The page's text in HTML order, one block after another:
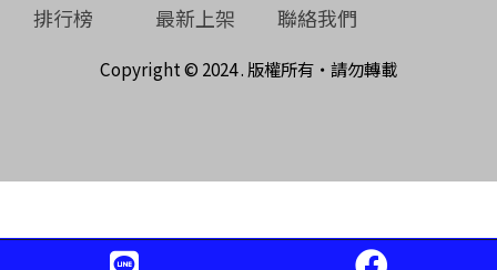
排行榜
最新上架 聯絡我們
Copyright © 2024 . 版權所有‧請勿轉載